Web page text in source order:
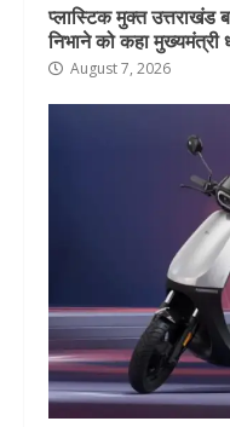
प्लास्टिक मुक्त उत्तराखंड
निभाने को कहा मुख्यमंत्री
August 7, 2026